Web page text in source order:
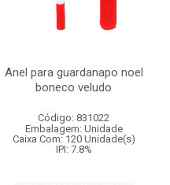
Anel para guardanapo noel
boneco veludo
Código: 831022
Embalagem: Unidade
Caixa Com: 120 Unidade(s)
IPI: 7.8%